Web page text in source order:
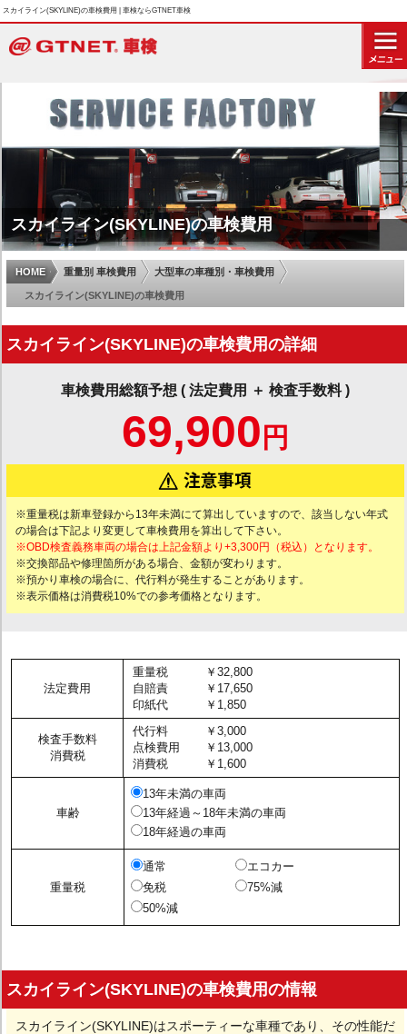
スカイライン(SKYLINE)の車検費用 | 車検ならGTNET車検
スカイライン(SKYLINE)の車検費用
HOME 重量別 車検費用 大型車の車種別・車検費用
スカイライン(SKYLINE)の車検費用
スカイライン(SKYLINE)の車検費用の詳細
車検費用総額予想 ( 法定費用 ＋ 検査手数料 )
69,900 円
※重量税は新車登録から13年未満にて算出していますので、該当しない年式
の場合は下記より変更して車検費用を算出して下さい。
※OBD検査義務車両の場合は上記金額より+3,300円（税込）となります。
※交換部品や修理箇所がある場合、金額が変わります。
※預かり車検の場合に、代行料が発生することがあります。
※表示価格は消費税10%での参考価格となります。
法定費用
重量税
￥32,800
自賠責
￥17,650
印紙代
￥1,850
検査手数料
消費税
代行料
￥3,000
点検費用
￥13,000
消費税
￥1,600
車齢
13年未満の車両
13年経過～18年未満の車両
18年経過の車両
重量税
通常
エコカー
免税
75%減
50%減
スカイライン(SKYLINE)の車検費用の情報
スカイライン(SKYLINE)はスポーティーな車種であり、その性能だ